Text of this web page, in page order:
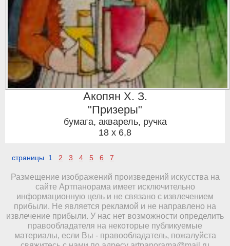
Акопян Х. З.
"Призеры"
бумага, акварель, ручка
18 x 6,8
страницы 1 2 3 4 5 6 7
Размещение изображений произведений искусства на
сайте Артпанорама имеет исключительно
информационную цель и не связано с извлечением
прибыли. Не является рекламой и не направлено на
извлечение прибыли. У нас нет возможности определить
правообладателя на некоторые публикуемые
материалы, если Вы - правообладатель, пожалуйста